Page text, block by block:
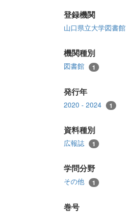
登録機関
山口県立大学図書館
機関種別
図書館 1
発行年
2020 - 2024 1
資料種別
広報誌 1
学問分野
その他 1
巻号